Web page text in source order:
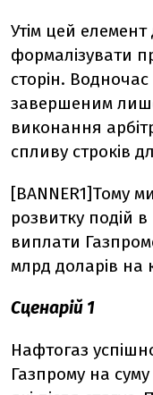
Утім цей
формалізувати
сторін.
завершеним
виконання
спливу строків
[BANNER1]Тому
розвитку подій в
виплати
млрд доларів на
Сценарій 1
Нафтогаз
Газпрому на суму